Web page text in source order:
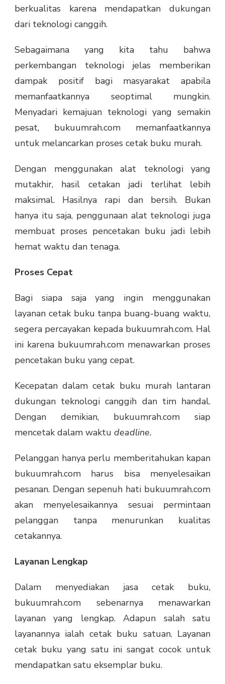
berkualitas karena mendapatkan dukungan
dari teknologi canggih.
Sebagaimana yang kita tahu bahwa
perkembangan teknologi jelas memberikan
dampak positif bagi masyarakat apabila
memanfaatkannya seoptimal mungkin.
Menyadari kemajuan teknologi yang semakin
pesat, bukuumrah.com memanfaatkannya
untuk melancarkan proses cetak buku murah.
Dengan menggunakan alat teknologi yang
mutakhir, hasil cetakan jadi terlihat lebih
maksimal. Hasilnya rapi dan bersih. Bukan
hanya itu saja, penggunaan alat teknologi juga
membuat proses pencetakan buku jadi lebih
hemat waktu dan tenaga.
Proses Cepat
Bagi siapa saja yang ingin menggunakan
layanan cetak buku tanpa buang-buang waktu,
segera percayakan kepada bukuumrah.com. Hal
ini karena bukuumrah.com menawarkan proses
pencetakan buku yang cepat.
Kecepatan dalam cetak buku murah lantaran
dukungan teknologi canggih dan tim handal.
Dengan demikian, bukuumrah.com siap
mencetak dalam waktu deadline.
Pelanggan hanya perlu memberitahukan kapan
bukuumrah.com harus bisa menyelesaikan
pesanan. Dengan sepenuh hati bukuumrah.com
akan menyelesaikannya sesuai permintaan
pelanggan tanpa menurunkan kualitas
cetakannya.
Layanan Lengkap
Dalam menyediakan jasa cetak buku,
bukuumrah.com sebenarnya menawarkan
layanan yang lengkap. Adapun salah satu
layanannya ialah cetak buku satuan. Layanan
cetak buku yang satu ini sangat cocok untuk
mendapatkan satu eksemplar buku.